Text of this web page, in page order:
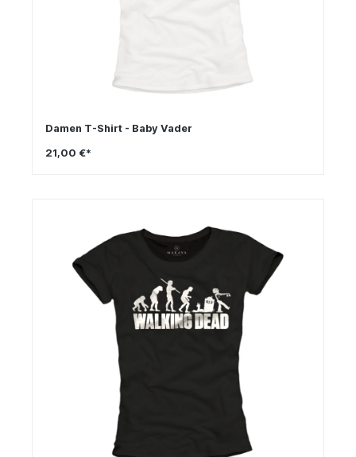
Damen T-Shirt - Baby Vader
21,00 €*